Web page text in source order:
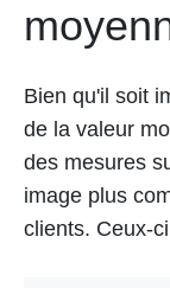
Bien qu'il soit
de la valeur
des mesures
image plus
clients. Ceux-